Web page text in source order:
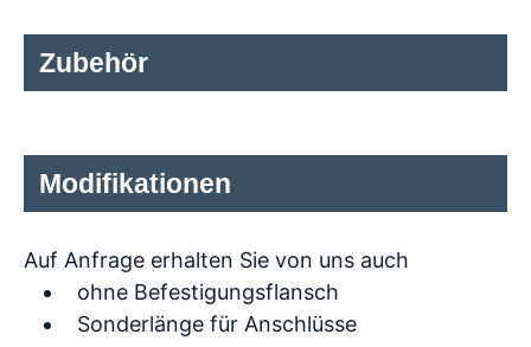
Zubehör
Modifikationen
Auf Anfrage erhalten Sie von uns auch
ohne Befestigungsflansch
Sonderlänge für Anschlüsse